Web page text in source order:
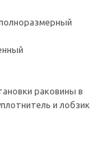
раковины в
и лобзик